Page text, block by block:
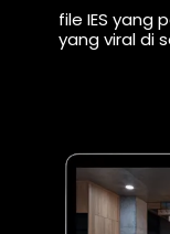
file IES yang
yang viral di